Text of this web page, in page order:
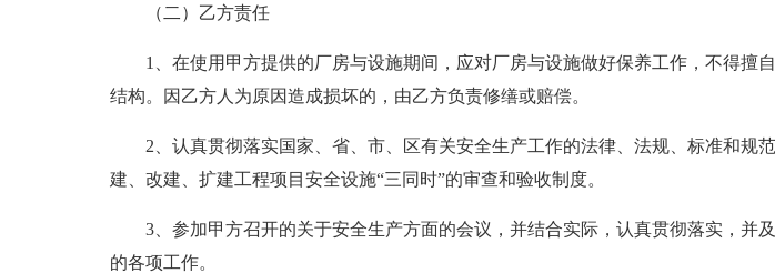
（二）乙方责任
1、在使用甲方提供的厂房与设施期间，应对厂房与设施做好保养工作，不得擅
结构。因乙方人为原因造成损坏的，由乙方负责修缮或赔偿。
2、认真贯彻落实国家、省、市、区有关安全生产工作的法律、法规、标准和规
建、改建、扩建工程项目安全设施“三同时”的审查和验收制度。
3、参加甲方召开的关于安全生产方面的会议，并结合实际，认真贯彻落实，并
的各项工作。